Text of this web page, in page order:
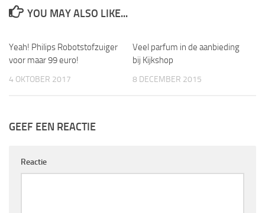
YOU MAY ALSO LIKE...
Yeah! Philips Robotstofzuiger
voor maar 99 euro!
4 OKTOBER 2017
Veel parfum in de aanbieding
bij Kijkshop
8 DECEMBER 2015
GEEF EEN REACTIE
Reactie